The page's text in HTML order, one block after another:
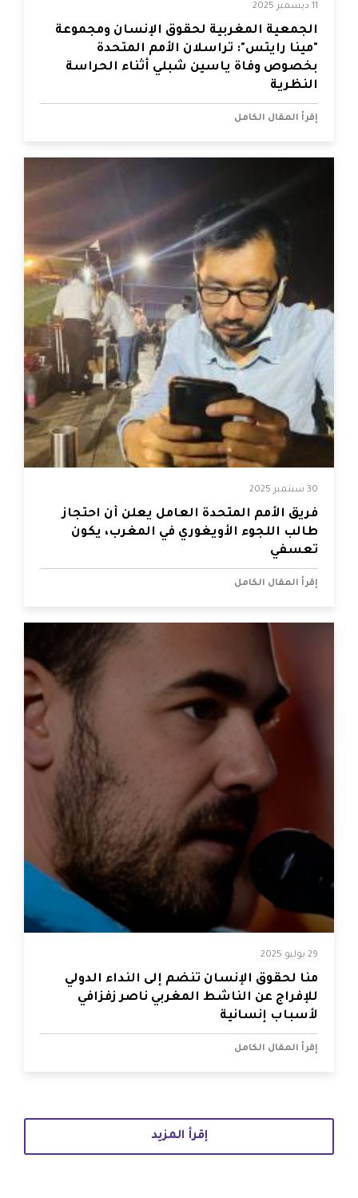
11 ديسمبر 2025
الجمعية المغربية لحقوق الإنسان ومجموعة
"مينا رايتس": تراسلان الأمم المتحدة
بخصوص وفاة ياسين شبلي أثناء الحراسة
النظرية
إقرأ المقال الكامل
30 سبتمبر 2025
فريق الأمم المتحدة العامل يعلن أن احتجاز
طالب اللجوء الأويغوري في المغرب، يكون
تعسفي
إقرأ المقال الكامل
29 يوليو 2025
منا لحقوق الإنسان تنضم إلى النداء الدولي
للإفراج عن الناشط المغربي ناصر زفزافي
لأسباب إنسانية
إقرأ المقال الكامل
إقرأ المزيد